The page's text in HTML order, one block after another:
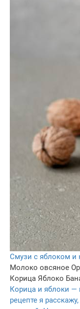
Смузи с яблоком и
Молоко овсяное
Корица Яблоко
Корица и яблоки —
рецепте я